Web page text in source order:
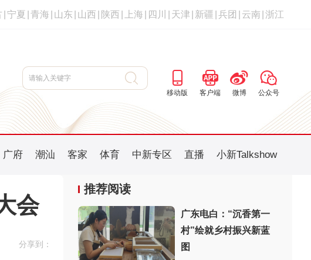
宁夏 青海 山东 山西 陕西 上海 四川 天津 新疆 兵团 云南 浙江
移动版 客户端 微博 公众号
广府 潮汕 客家 体育 中新专区 直播 小新Talkshow
会
分享到：
推荐阅读
广东电白：“沉香第一
村”绘就乡村振兴新蓝
图